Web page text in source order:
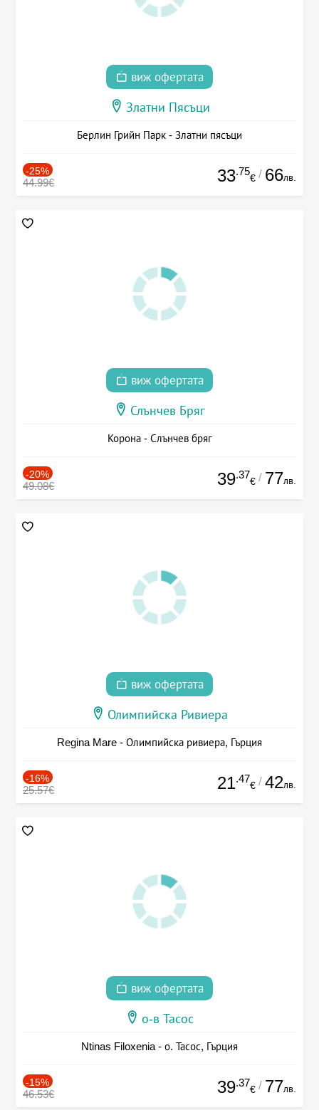
виж офертата
Златни Пясъци
Берлин Грийн Парк - Златни пясъци
-25%
44.99€ 33.75
€ / 66лв.
виж офертата
Слънчев Бряг
Корона - Слънчев бряг
-20%
49.08€ 39.37
€ / 77лв.
виж офертата
Олимпийска Ривиера
Regina Mare - Олимпийска ривиера, Гърция
-16%
25.57€ 21.47
€ / 42лв.
виж офертата
о-в Тасос
Ntinas Filoxenia - о. Тасос, Гърция
-15%
46.53€ 39.37
€ / 77лв.